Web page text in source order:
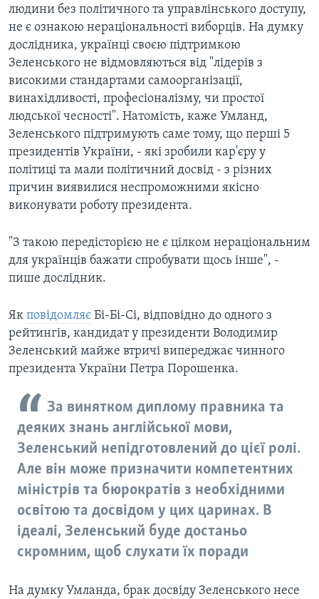
людини без політичного та управлінського доступу,
не є ознакою нераціональності виборців. На думку
дослідника, українці своєю підтримкою
Зеленського не відмовляються від "лідерів з
високими стандартами самоорганізації,
винахідливості, професіоналізму, чи простої
людської чесності". Натомість, каже Умланд,
Зеленського підтримують саме тому, що перші 5
президентів України, - які зробили кар'єру у
політиці та мали політичний досвід - з різних
причин виявилися неспроможними якісно
виконувати роботу президента.
"З такою передісторією не є цілком нераціональним
для українців бажати спробувати щось інше", -
пише дослідник.
Як повідомляє Бі-Бі-Сі, відповідно до одного з
рейтингів, кандидат у президенти Володимир
Зеленський майже втричі випереджає чинного
президента України Петра Порошенка.
За винятком диплому правника та
деяких знань англійської мови,
Зеленський непідготовлений до цієї ролі.
Але він може призначити компетентних
міністрів та бюрократів з необхідними
освітою та досвідом у цих царинах. В
ідеалі, Зеленський буде достаньо
скромним, щоб слухати їх поради
На думку Умланда, брак досвіду Зеленського несе